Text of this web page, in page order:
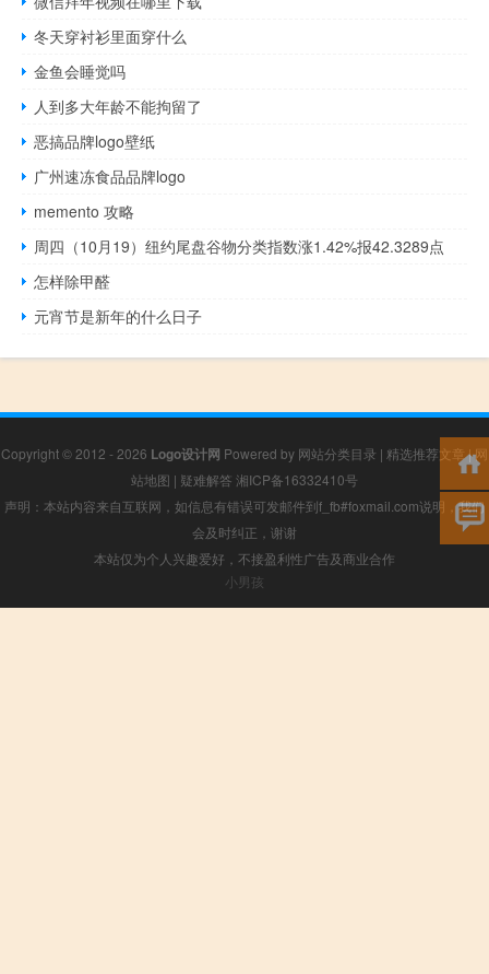
冬天穿衬衫里面穿什么
金鱼会睡觉吗
人到多大年龄不能拘留了
恶搞品牌logo壁纸
广州速冻食品品牌logo
memento 攻略
周四（10月19）纽约尾盘谷物分类指数涨1.42%报42.3289点
怎样除甲醛
元宵节是新年的什么日子
Copyright © 2012 - 2026 Logo设计网 Powered by 网站分类目录 | 精选推荐文章|网
站地图 | 疑难解答 湘ICP备16332410号
声明：本站内容来自互联网，如信息有错误可发邮件到f_fb#foxmail.com说明，我们
会及时纠正，谢谢
本站仅为个人兴趣爱好，不接盈利性广告及商业合作
小男孩